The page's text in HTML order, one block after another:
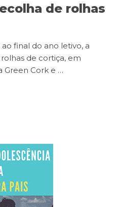
de rolhas
final do ano letivo, a
de cortiça, em
Green Cork e …